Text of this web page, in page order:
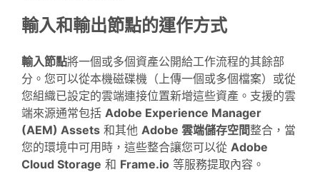
輸入和輸出節點的運作方式
輸入節點將一個或多個資產公開給工作流程的其餘部
分。您可以從本機磁碟機（上傳一個或多個檔案）或從
您組織已設定的雲端連接位置新增這些資產。支援的雲
端來源通常包括 Adobe Experience Manager
(AEM) Assets 和其他 Adobe 雲端儲存空間整合，當
您的環境中可用時，這些整合讓您可以從 Adobe
Cloud Storage 和 Frame.io 等服務提取內容。